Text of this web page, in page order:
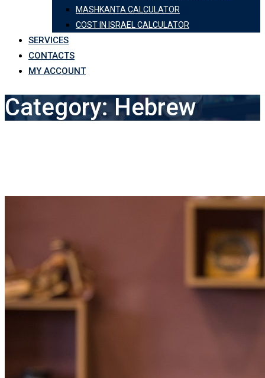
MASHKANTA CALCULATOR
COST IN ISRAEL CALCULATOR
SERVICES
CONTACTS
MY ACCOUNT
Category:Hebrew